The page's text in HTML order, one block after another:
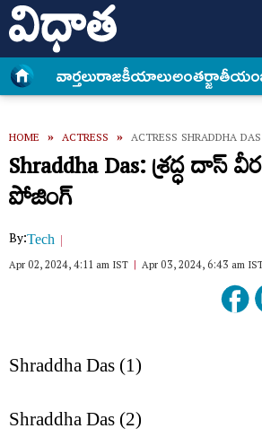
వార్త‌లురాజకీయాలుఅంత‌ర్జాతీయం
HOME » ACTRESS » ACTRESS SHRADDHA
Shraddha Das: శ్రద్ధ దాస్
పోజింగ్
By:Tech
Apr 02, 2024, 4:11 am IST Apr 03, 2024, 6:43 am
Shraddha Das (1)
Shraddha Das (2)